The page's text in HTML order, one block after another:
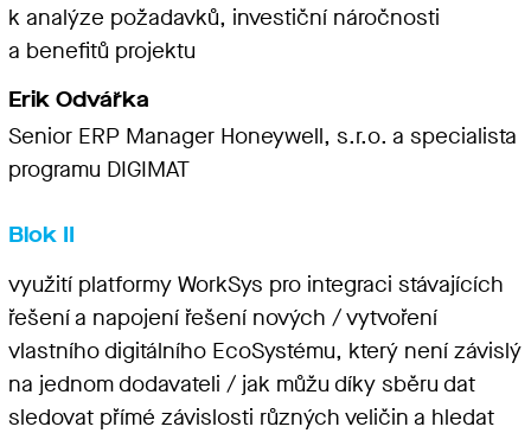
k analýze požadavků, investiční náročnosti
a benefitů projektu
Erik Odvářka
Senior ERP Manager Honeywell, s.r.o. a specialista
programu DIGIMAT
Blok II
využití platformy WorkSys pro integraci stávajících
řešení a napojení řešení nových / vytvoření
vlastního digitálního EcoSystému, který není závislý
na jednom dodavateli / jak můžu díky sběru dat
sledovat přímé závislosti různých veličin a hledat